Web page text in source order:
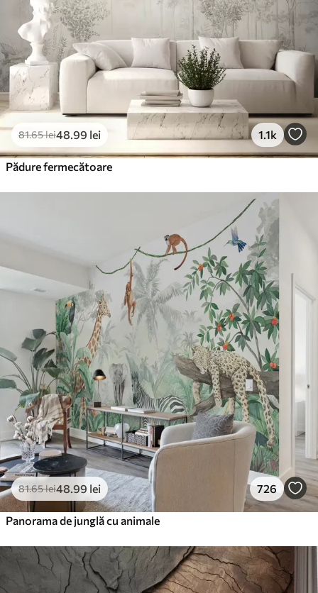
Vinil Premium
250.00150.00lei/m²
Peel and Stick
300.00
81.65lei48 .99 lei 1.1k
Pădure fermecătoare
81.65lei48 .99 lei 726
Panorama de junglă cu animale